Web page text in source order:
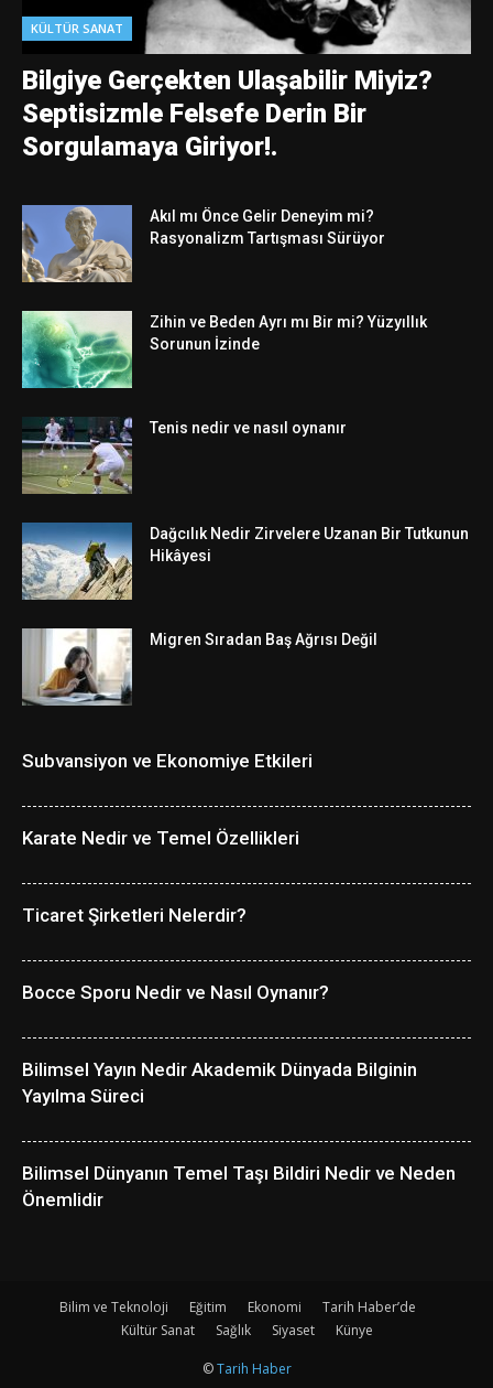
KÜLTÜR SANAT
Bilgiye Gerçekten Ulaşabilir Miyiz?
Septisizmle Felsefe Derin Bir
Sorgulamaya Giriyor!.
Akıl mı Önce Gelir Deneyim mi?
Rasyonalizm Tartışması Sürüyor
Zihin ve Beden Ayrı mı Bir mi? Yüzyıllık
Sorunun İzinde
Tenis nedir ve nasıl oynanır
Dağcılık Nedir Zirvelere Uzanan Bir Tutkunun
Hikâyesi
Migren Sıradan Baş Ağrısı Değil
Subvansiyon ve Ekonomiye Etkileri
Karate Nedir ve Temel Özellikleri
Ticaret Şirketleri Nelerdir?
Bocce Sporu Nedir ve Nasıl Oynanır?
Bilimsel Yayın Nedir Akademik Dünyada Bilginin
Yayılma Süreci
Bilimsel Dünyanın Temel Taşı Bildiri Nedir ve Neden
Önemlidir
Bilim ve Teknoloji Eğitim Ekonomi
Tarih Haber’de
Kültür Sanat
Sağlık Siyaset Künye
©Tarih Haber